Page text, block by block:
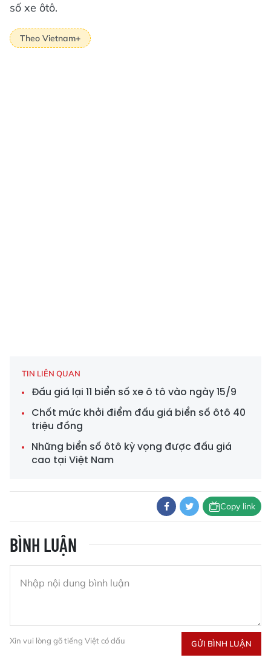
số xe ôtô.
Theo Vietnam+
TIN LIÊN QUAN
Đấu giá lại 11 biển số xe ô tô vào ngày 15/9
Chốt mức khởi điểm đấu giá biển số ôtô 40
triệu đồng
Những biển số ôtô kỳ vọng được đấu giá
cao tại Việt Nam
Copy link
BÌNH LUẬN
Xin vui lòng gõ tiếng Việt có dấu GỬI BÌNH LUẬN